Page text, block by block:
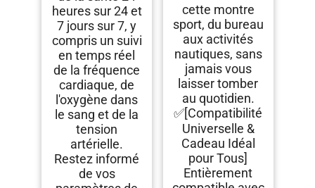
heures sur 24 et
7 jours sur 7, y
compris un suivi
en temps réel
de la fréquence
cardiaque, de
l'oxygène dans
le sang et de la
tension
artérielle.
Restez informé
de vos
cette montre
sport, du bureau
aux activités
nautiques, sans
jamais vous
laisser tomber
au quotidien.
✅[Compatibilité
Universelle &
Cadeau Idéal
pour Tous]
Entièrement